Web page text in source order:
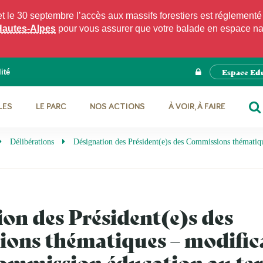
30 septembre l’accès aux massifs forestiers est
Alpes pour vous assurer que votre balade en espace
Espace
LE PARC NOS ACTIONS
À VOIR, À FAIRE
Délibérations
Désignation des Président(e)s des Commissions
des Président(e)s des
thématiques –